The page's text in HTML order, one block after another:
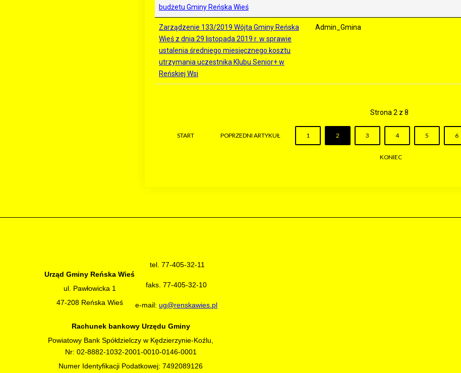
budżetu Gminy Reńska Wieś
Zarządzenie 133/2019 Wójta Gminy Reńska
Wieś z dnia 29 listopada 2019 r. w sprawie
ustalenia średniego miesięcznego kosztu
utrzymania uczestnika Klubu Senior+ w
Reńskiej Wsi
Admin_Gmina
Strona 2 z 8
START POPRZEDNI ARTYKUŁ 1 2 3 4 5 6
KONIEC
Urząd Gminy Reńska Wieś
ul. Pawłowicka 1
47-208 Reńska Wieś
tel. 77-405-32-11
faks. 77-405-32-10
e-mail: ug@renskawies.pl
Rachunek bankowy Urzędu Gminy
Powiatowy Bank Spółdzielczy w Kędzierzynie-Koźlu,
Nr: 02-8882-1032-2001-0010-0146-0001
Numer Identyfikacji Podatkowej: 7492089126